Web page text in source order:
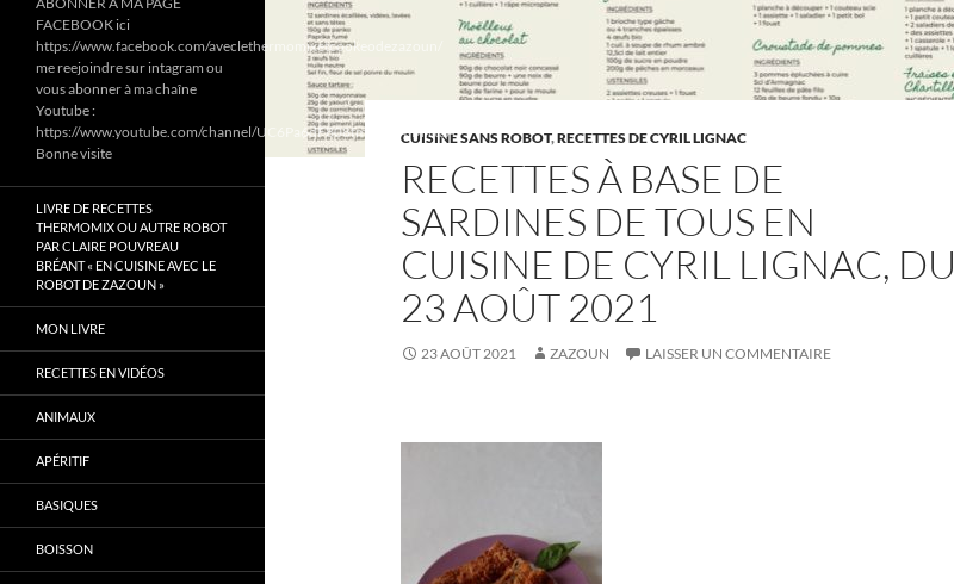
CUISINE SANS ROBOT,RECETTES DE CYRIL LIGNAC
RECETTES À BASE DE
SARDINES DE TOUS EN
CUISINE DE CYRIL LIGNAC, DU
23 AOÛT 2021
23 AOÛT 2021 ZAZOUN LAISSER UN COMMENTAIRE
FACEBOOK ici
https://www.facebook.com/aveclethermomixetcookeodezazoun/
me reejoindre sur intagram ou
vous abonner à ma chaîne
Youtube :
https://www.youtube.com/channel/UC6Pa6dF808fmGjZ5MMlrtaA
Bonne visite
LIVRE DE RECETTES
THERMOMIX OU AUTRE ROBOT
PAR CLAIRE POUVREAU
BRÉANT « EN CUISINE AVEC LE
ROBOT DE ZAZOUN »
MON LIVRE
RECETTES EN VIDÉOS
ANIMAUX
APÉRITIF
BASIQUES
BOISSON